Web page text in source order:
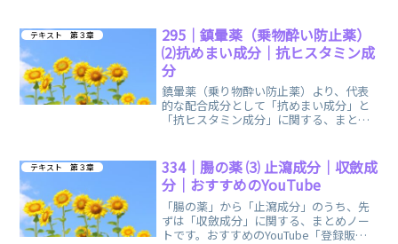
テキスト 第３章
295｜鎮暈薬（乗物酔い防止薬）
⑵抗めまい成分｜抗ヒスタミン成
分
鎮暈薬（乗り物酔い防止薬）より、代表
的な配合成分として「抗めまい成分」と
「抗ヒスタミン成分」に関する、まとめ
テキスト 第３章
334｜腸の薬 ⑶ 止瀉成分｜収斂成
分｜おすすめのYouTube
「腸の薬」から「止瀉成分」のうち、先
ずは「収斂成分」に関する、まとめノー
トです。おすすめのYouTube「登録販売